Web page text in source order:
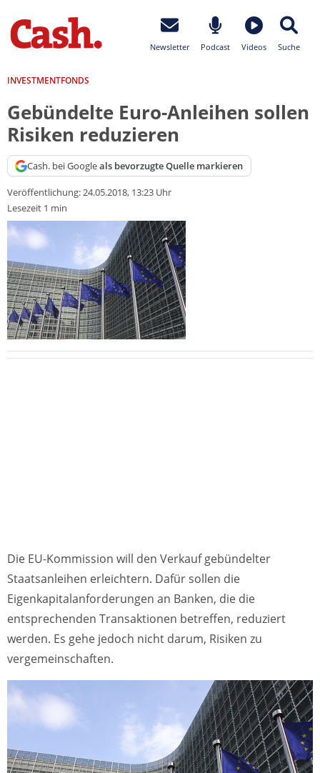
Newsletter Podcast Videos Suche
INVESTMENTFONDS
Gebündelte Euro-Anleihen sollen
Risiken reduzieren
Cash. bei Googleals bevorzugte Quelle markieren
Veröffentlichung:24.05.2018, 13:23 Uhr
Lesezeit 1 min
Die EU-Kommission will den Verkauf gebündelter
Staatsanleihen erleichtern. Dafür sollen die
Eigenkapitalanforderungen an Banken, die die
entsprechenden Transaktionen betreffen, reduziert
werden. Es gehe jedoch nicht darum, Risiken zu
vergemeinschaften.